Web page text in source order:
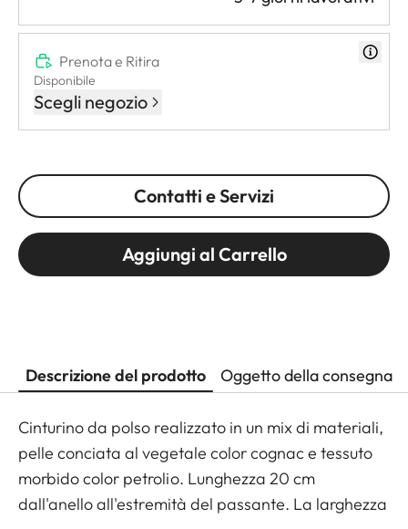
Prenota e Ritira
Disponibile
Scegli negozio
Contatti e Servizi
Aggiungi al Carrello
Descrizione del prodotto Oggetto della consegna
Cinturino da polso realizzato in un mix di materiali,
pelle conciata al vegetale color cognac e tessuto
morbido color petrolio. Lunghezza 20 cm
dall'anello all'estremità del passante. La larghezza